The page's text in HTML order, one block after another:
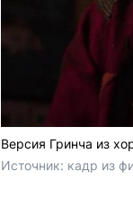
Версия Гринча из
Источник: кадр из